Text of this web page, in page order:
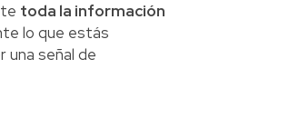
toda la información
lo que estás
una señal de